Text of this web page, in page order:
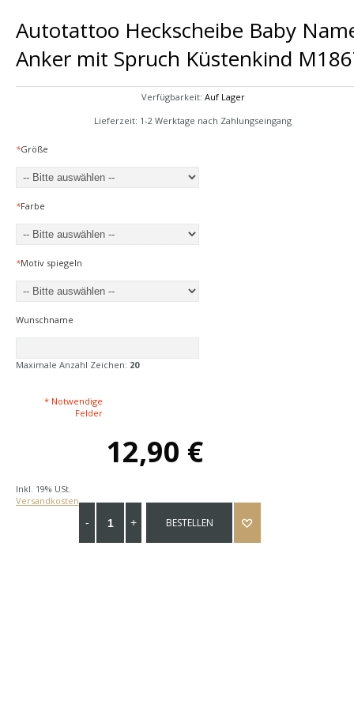
Autotattoo Heckscheibe Baby
Anker mit Spruch Küstenkind
Verfügbarkeit: Auf Lager
Lieferzeit: 1-2 Werktage nach Zahlungseingang
*Größe
*Farbe
*Motiv spiegeln
Wunschname
Maximale Anzahl Zeichen: 20
* Notwendige
Felder
12,90 €
Inkl. 19% USt.
Versandkosten
BESTELLEN